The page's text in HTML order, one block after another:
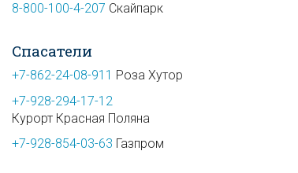
8-800-100-4-207 Скайпарк
Спасатели
+7-862-24-08-911 Роза Хутор
+7-928-294-17-12
Курорт Красная Поляна
+7-928-854-03-63 Газпром